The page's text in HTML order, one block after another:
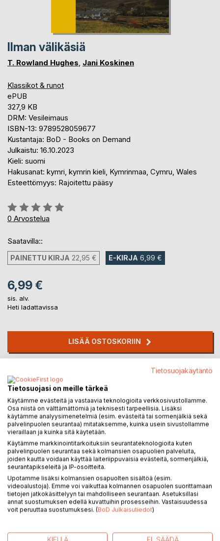
Ilman välikäsiä
T. Rowland Hughes, Jani Koskinen
Klassikot & runot
ePUB
327,9 KB
DRM: Vesileimaus
ISBN-13: 9789528059677
Kustantaja: BoD - Books on Demand
Julkaistu: 16.10.2023
Kieli: suomi
Hakusanat: kymri, kymrin kieli, Kymrinmaa, Cymru, Wales
Esteettömyys: Rajoitettu pääsy
Arvostelu::
0%
0 Arvostelua
Saatavilla::
PAINETTU KIRJA 22,95 € E-KIRJA 6,99 €
6,99 €
sis. alv.
Heti ladattavissa
LISÄÄ OSTOSKORIIN
Arvostele tuote
KUVAUS
O Law i Law (1943) on kymrinkielisen kirjailijan T. Rowland
Hughesin esikoisromaani.
Teos kuvaa pohjoiskymrinmaalaista elämäntapaa
ansaitsee elantonsa liuskekivikaivoksella. Kirjan
Tietosuojakäytäntö
Tietosuojasi on meille tärkeä
Käytämme evästeitä ja vastaavia teknologioita verkkosivustollamme.
Osa niistä on välttämättömiä ja teknisesti tarpeellisia. Lisäksi
käytämme analyysimenetelmiä (esim. evästeitä tai sormenjälkiä sekä
palvelinpuolen seurantaa) mitataksemme, kuinka usein sivustollamme
vieraillaan ja kuinka sitä käytetään.
Käytämme markkinointitarkoituksiin seurantateknologioita kuten
palvelinpuolen seurantaa sekä kolmansien osapuolien palveluita,
joiden kautta voidaan käyttää laiteriippuvaisia evästeitä, sormenjälkiä,
seurantapikseleitä ja IP-osoitteita.
Upotamme lisäksi kolmansien osapuolten sisältöä (esim.
videoalustoja). Emme voi vaikuttaa kolmannen osapuolen suorittamaan
tietojen jatkokäsittelyyn tai mahdolliseen seurantaan. Asetuksillasi
annat suostumuksen edellä kuvattuihin prosesseihin. Vastaisuudessa
voit peruuttaa suostumuksesi. (BoD Julkaisutiedot)